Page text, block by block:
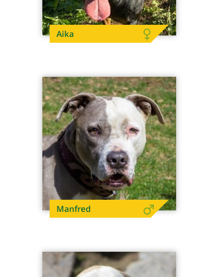
Aika
Manfred